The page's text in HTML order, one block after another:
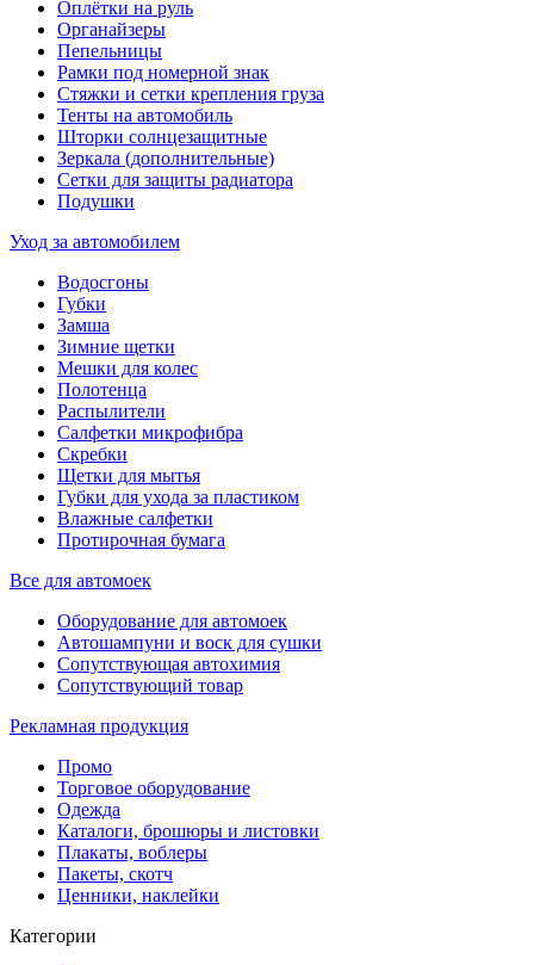
Оплётки на руль
Органайзеры
Пепельницы
Рамки под номерной знак
Стяжки и сетки крепления груза
Тенты на автомобиль
Шторки солнцезащитные
Зеркала (дополнительные)
Сетки для защиты радиатора
Подушки
Уход за автомобилем
Водосгоны
Губки
Замша
Зимние щетки
Мешки для колес
Полотенца
Распылители
Салфетки микрофибра
Скребки
Щетки для мытья
Губки для ухода за пластиком
Влажные салфетки
Протирочная бумага
Все для автомоек
Оборудование для автомоек
Автошампуни и воск для сушки
Сопутствующая автохимия
Сопутствующий товар
Рекламная продукция
Промо
Торговое оборудование
Одежда
Каталоги, брошюры и листовки
Плакаты, воблеры
Пакеты, скотч
Ценники, наклейки
Категории